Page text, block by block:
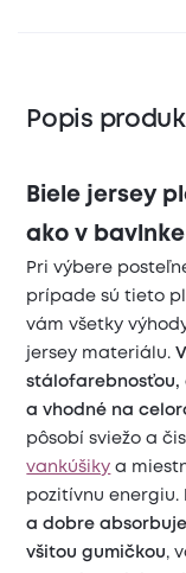
Popis
Biele jersey
ako v bavlnke
Pri výbere
prípade sú tieto
vám všetky
jersey materiálu.
stálofarebnosťou,
a vhodné na
pôsobí sviežo a
vankúšiky a
pozitívnu energiu.
a dobre
všitou gumičkou,